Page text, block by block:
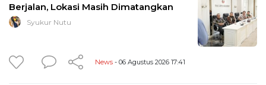
Berjalan, Lokasi Masih Dimatangkan
Syukur Nutu
News - 06 Agustus 2026 17:41